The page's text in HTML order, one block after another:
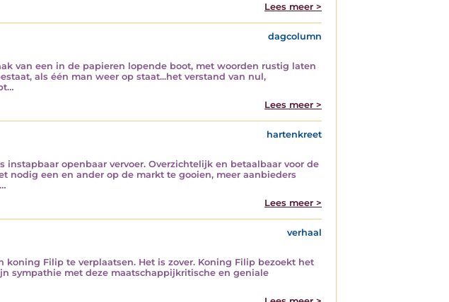
Lees meer >
dagcolumn
van een in de papieren lopende boot, met woorden rustig laten
als één man weer op staat...het verstand van nul,
Lees meer >
hartenkreet
openbaar vervoer. Overzichtelijk en betaalbaar voor de
nodig een en ander op de markt te gooien, meer aanbieders
Lees meer >
verhaal
Filip te verplaatsen. Het is zover. Koning Filip bezoekt het
sympathie met deze maatschappijkritische en geniale